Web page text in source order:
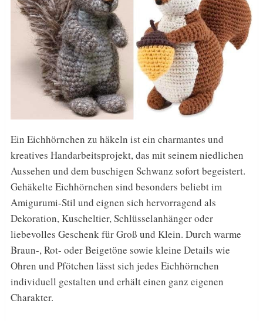
Ein Eichhörnchen zu häkeln ist ein charmantes und
kreatives Handarbeitsprojekt, das mit seinem niedlichen
Aussehen und dem buschigen Schwanz sofort begeistert.
Gehäkelte Eichhörnchen sind besonders beliebt im
Amigurumi-Stil und eignen sich hervorragend als
Dekoration, Kuscheltier, Schlüsselanhänger oder
liebevolles Geschenk für Groß und Klein. Durch warme
Braun-, Rot- oder Beigetöne sowie kleine Details wie
Ohren und Pfötchen lässt sich jedes Eichhörnchen
individuell gestalten und erhält einen ganz eigenen
Charakter.